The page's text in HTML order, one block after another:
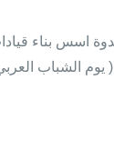
اسس بناء
يوم الشباب